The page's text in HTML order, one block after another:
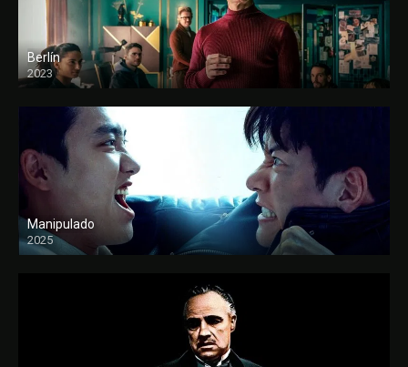
Berlín
2023
Manipulado
2025